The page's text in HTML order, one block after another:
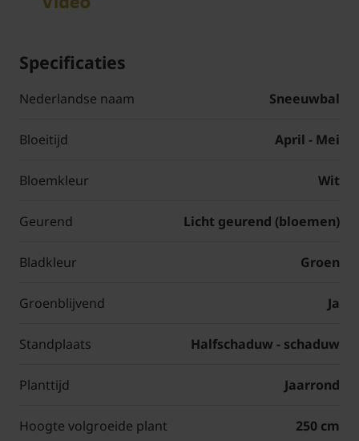
Specificaties
Nederlandse naam Sneeuwbal
Bloeitijd April - Mei
Bloemkleur Wit
Geurend Licht geurend (bloemen)
Bladkleur Groen
Groenblijvend Ja
Standplaats Halfschaduw - schaduw
Planttijd Jaarrond
Hoogte volgroeide plant 250 cm